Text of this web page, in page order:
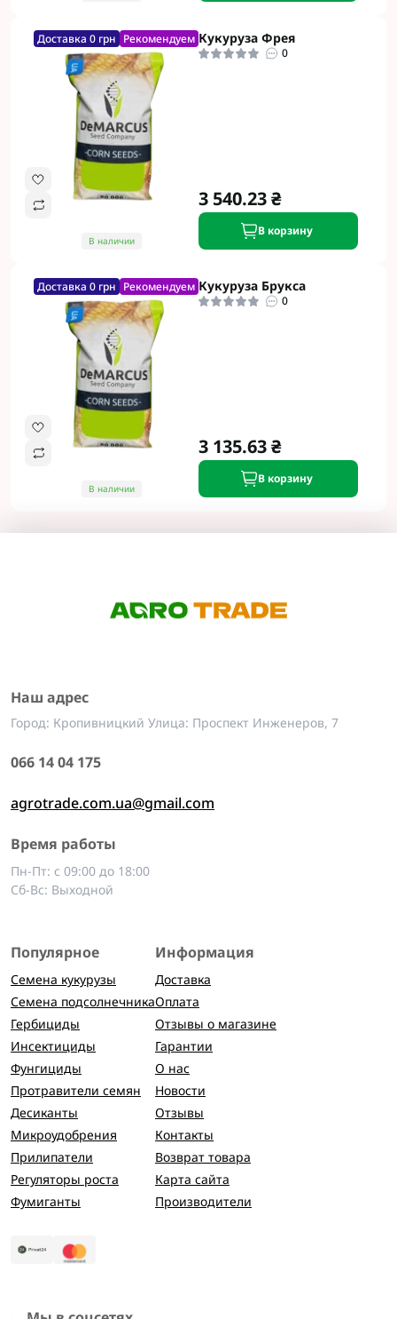
Доставка 0 грн Рекомендуем
В наличии
Кукуруза Фрея
0
3 540.23 ₴
В корзину
Доставка 0 грн Рекомендуем
В наличии
Кукуруза Брукса
0
3 135.63 ₴
В корзину
Наш адрес
Город: Кропивницкий Улица: Проспект Инженеров, 7
066 14 04 175
agrotrade.com.ua@gmail.com
Время работы
Пн-Пт: с 09:00 до 18:00
Сб-Вс: Выходной
Популярное
Семена кукурузы
Семена подсолнечника
Гербициды
Инсектициды
Фунгициды
Протравители семян
Десиканты
Микроудобрения
Прилипатели
Регуляторы роста
Фумиганты
Информация
Доставка
Оплата
Отзывы о магазине
Гарантии
О нас
Новости
Отзывы
Контакты
Возврат товара
Карта сайта
Производители